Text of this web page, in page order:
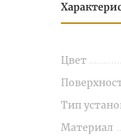
Цвет
Тип
Материал